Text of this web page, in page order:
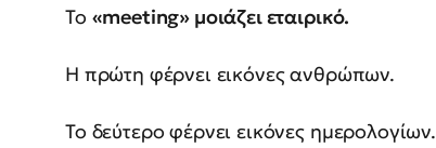
Το «meeting» μοιάζει εταιρικό.
Η πρώτη φέρνει εικόνες ανθρώπων.
Το δεύτερο φέρνει εικόνες ημερολογίων.